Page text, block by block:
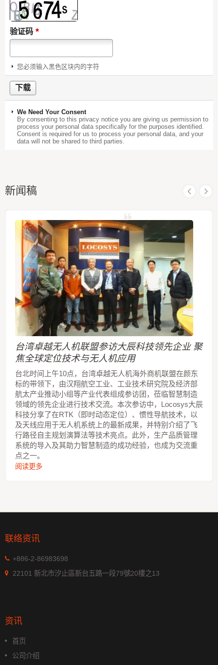
验证码 *
您必须输入黑色区块内的字符
We Need Your Consent
By consenting to this privacy notice you are giving us permission to
process your personal data specifically for the purposes identified.
Consent is required for us to process your personal data, and your
data will not be shared to third parties.
新闻稿
台湾卓越无人机联盟参访大辰科技领先企业 聚
焦全球定位技术与无人机应用
台北时间上午10点，台湾卓越无人机海外商机联盟在颜东
标的带领下，由汉翔航空工业、工业技术研究院及经济部
航太产业推动小组等产业代表组成参访团，莅临智慧制造
领域的领先企业进行技术交流。本次参访中，Locosys大辰
科技分享了在RTK（即时动态定位）、惯性导航技术，以
及天线应用于无人机系统上的最新成果，并特别介绍了飞
行路径自主规划演算法等技术亮点。此外，生产品质管理
系统的导入及其助力智慧制造的成功经验，也成为交流重
点之一。
阅读更多
联络资讯
+886-2-86983698
22101 新北市汐止區新台五路一段79號20樓之13
资讯
首页
公司介绍